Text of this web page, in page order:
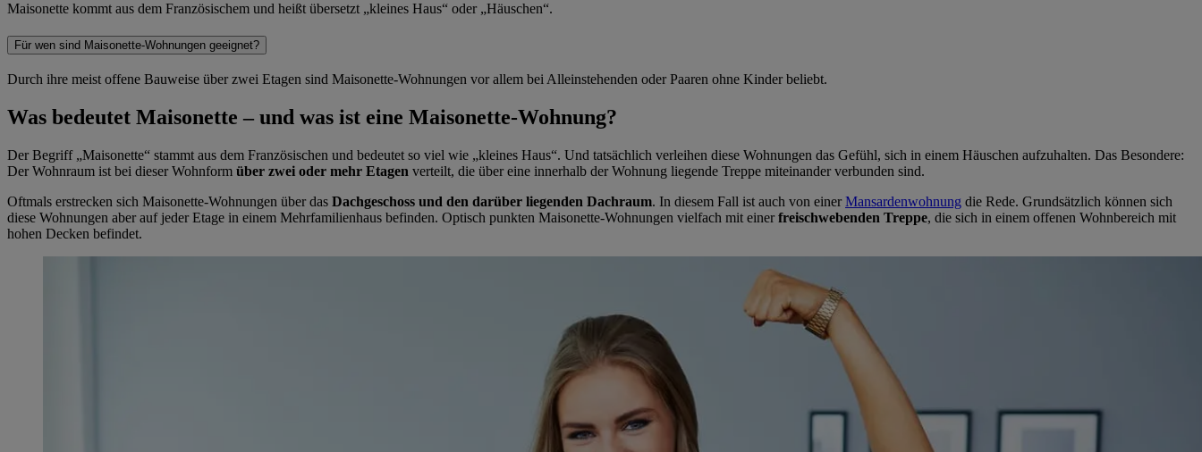
Maisonette kommt aus dem Französischem und heißt übersetzt „kleines Haus“ oder „Häuschen“.
Für wen sind Maisonette-Wohnungen geeignet?
Durch ihre meist offene Bauweise über zwei Etagen sind Maisonette-Wohnungen vor allem bei Alleinstehenden oder Paaren ohne Kinder beliebt.
Was bedeutet Maisonette – und was ist eine Maisonette-Wohnung?
Der Begriff Maisonette stammt aus dem Französischen und bedeutet so viel wie kleines Haus . Und tatsächlich verleihen diese Wohnungen das Gefühl, sich in einem Häuschen aufzuhalten. Das Besondere:
Der Wohnraum ist bei dieser Wohnform über zwei oder mehr Etagen verteilt, die über eine innerhalb der Wohnung liegende Treppe miteinander verbunden sind.
Oftmals erstrecken sich Maisonette-Wohnungen über das Dachgeschoss und den darüber liegenden Dachraum. In diesem Fall ist auch von einerMansardenwohnung die Rede. Grundsätzlich können sich
diese Wohnungen aber auf jeder Etage in einem Mehrfamilienhaus befinden. Optisch punkten Maisonette-Wohnungen vielfach mit einerfreischwebenden Treppe, die sich in einem offenen Wohnbereich mit
hohen Decken befindet.